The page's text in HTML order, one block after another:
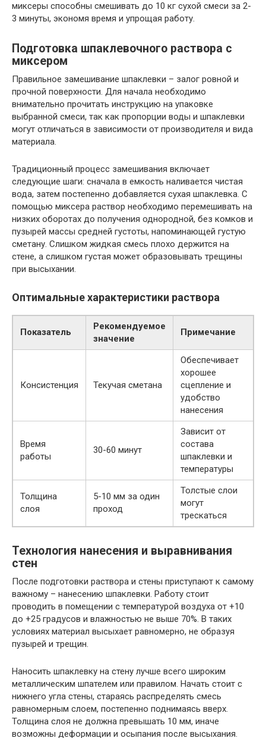
миксеры способны смешивать до 10 кг сухой смеси за 2-
3 минуты, экономя время и упрощая работу.
Подготовка шпаклевочного раствора с
миксером
Правильное замешивание шпаклевки – залог ровной и
прочной поверхности. Для начала необходимо
внимательно прочитать инструкцию на упаковке
выбранной смеси, так как пропорции воды и шпаклевки
могут отличаться в зависимости от производителя и вида
материала.
Традиционный процесс замешивания включает
следующие шаги: сначала в емкость наливается чистая
вода, затем постепенно добавляется сухая шпаклевка. С
помощью миксера раствор необходимо перемешивать на
низких оборотах до получения однородной, без комков и
пузырей массы средней густоты, напоминающей густую
сметану. Слишком жидкая смесь плохо держится на
стене, а слишком густая может образовывать трещины
при высыхании.
Оптимальные характеристики раствора
Показатель
Рекомендуемое
значение
Примечание
Консистенция Текучая сметана
Обеспечивает
хорошее
сцепление и
удобство
нанесения
Время
работы
30-60 минут
Зависит от
состава
шпаклевки и
температуры
Толщина
слоя
5-10 мм за один
проход
Толстые слои
могут
трескаться
Технология нанесения и выравнивания
стен
После подготовки раствора и стены приступают к самому
важному – нанесению шпаклевки. Работу стоит
проводить в помещении с температурой воздуха от +10
до +25 градусов и влажностью не выше 70%. В таких
условиях материал высыхает равномерно, не образуя
пузырей и трещин.
Наносить шпаклевку на стену лучше всего широким
металлическим шпателем или правилом. Начать стоит с
нижнего угла стены, стараясь распределять смесь
равномерным слоем, постепенно поднимаясь вверх.
Толщина слоя не должна превышать 10 мм, иначе
возможны деформации и осыпания после высыхания.